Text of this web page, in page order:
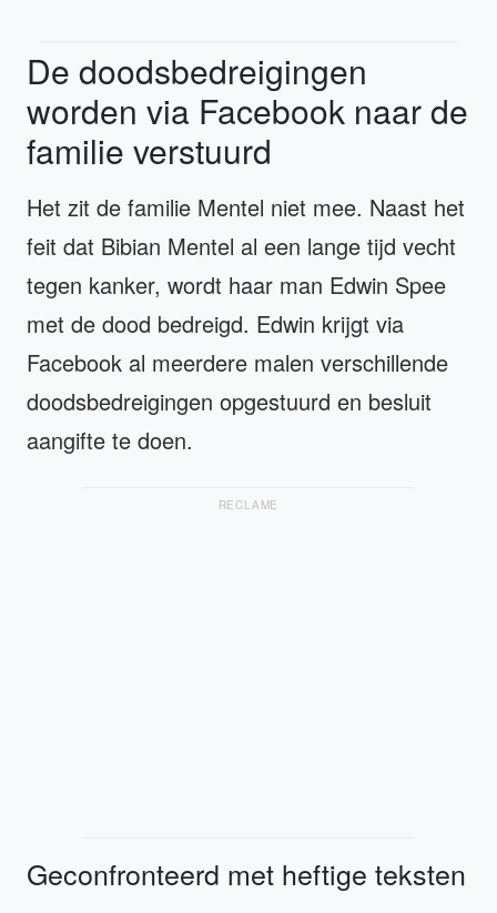
De doodsbedreigingen
worden via Facebook naar de
familie verstuurd
Het zit de familie Mentel niet mee. Naast het
feit dat Bibian Mentel al een lange tijd vecht
tegen kanker, wordt haar man Edwin Spee
met de dood bedreigd. Edwin krijgt via
Facebook al meerdere malen verschillende
doodsbedreigingen opgestuurd en besluit
aangifte te doen.
RECLAME
Geconfronteerd met heftige teksten